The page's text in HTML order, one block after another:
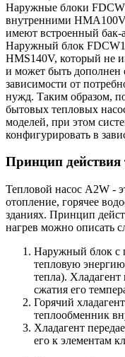
Наружные блоки
внутренними
имеют встроенный бак-
Наружный блок
HMS140V, который не
и может быть дополнен
зависимости от
нужд. Таким образом,
бытовых тепловых
моделей, при этом
конфигурировать в
Принцип действия
Тепловой насос A2W -
отопление, горячее
зданиях. Принцип
нагрев можно описать
Наружный блок с
тепловую
тепла). Хладагент
сжатия его
Горячий
теплообменник
Хладагент
его к элементам